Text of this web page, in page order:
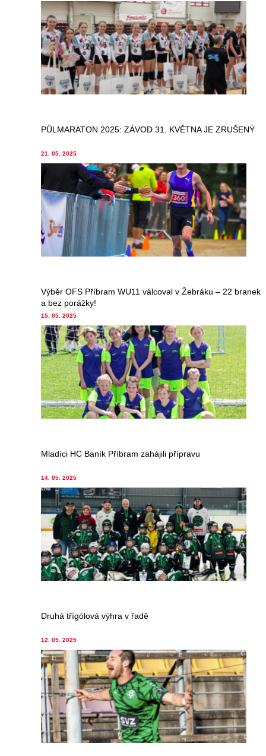
PŮLMARATON 2025: ZÁVOD 31. KVĚTNA JE ZRUŠENÝ
21. 05. 2025
Výběr OFS Příbram WU11 válcoval v Žebráku – 22 branek
a bez porážky!
15. 05. 2025
Mladíci HC Baník Příbram zahájili přípravu
14. 05. 2025
Druhá třígólová výhra v řadě
12. 05. 2025